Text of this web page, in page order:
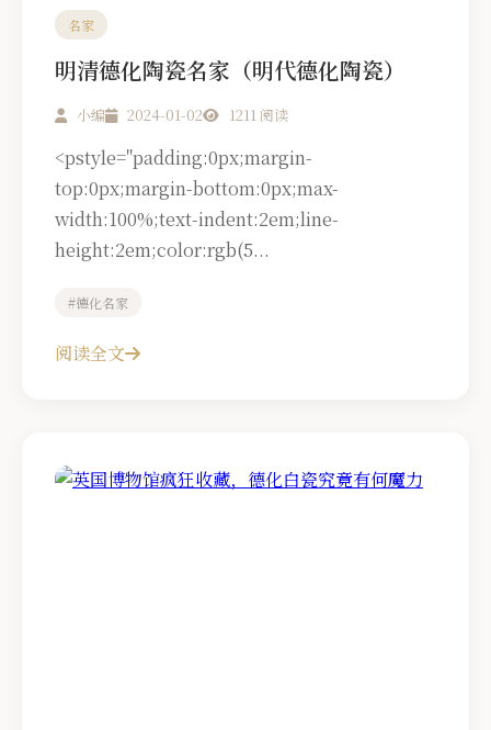
名家
明清德化陶瓷名家（明代德化陶瓷）
小编 2024-01-02 1211 阅读
<pstyle="padding:0px;margin-
top:0px;margin-bottom:0px;max-
width:100%;text-indent:2em;line-
height:2em;color:rgb(5...
#德化名家
阅读全文